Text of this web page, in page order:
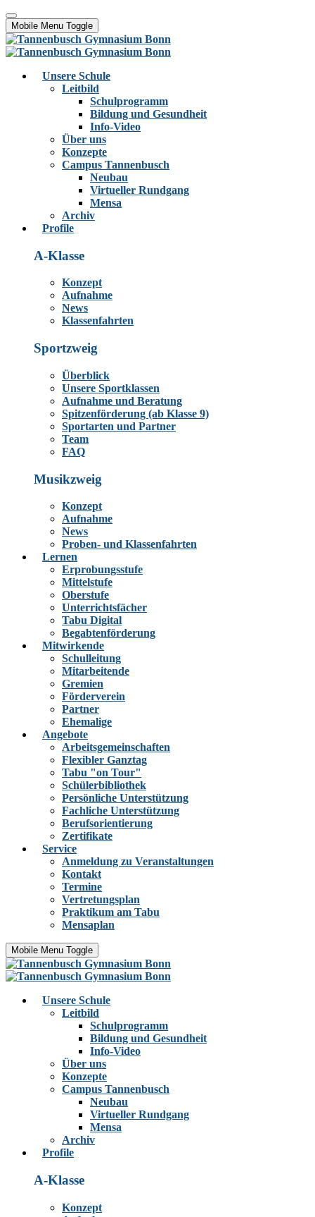
Mobile Menu Toggle
Unsere Schule
Leitbild
Schulprogramm
Bildung und Gesundheit
Info-Video
Über uns
Konzepte
Campus Tannenbusch
Neubau
Virtueller Rundgang
Mensa
Archiv
Profile
A-Klasse
Konzept
Aufnahme
News
Klassenfahrten
Sportzweig
Überblick
Unsere Sportklassen
Aufnahme und Beratung
Spitzenförderung (ab Klasse 9)
Sportarten und Partner
Team
FAQ
Musikzweig
Konzept
Aufnahme
News
Proben- und Klassenfahrten
Lernen
Erprobungsstufe
Mittelstufe
Oberstufe
Unterrichtsfächer
Tabu Digital
Begabtenförderung
Mitwirkende
Schulleitung
Mitarbeitende
Gremien
Förderverein
Partner
Ehemalige
Angebote
Arbeitsgemeinschaften
Flexibler Ganztag
Tabu "on Tour"
Schülerbibliothek
Persönliche Unterstützung
Fachliche Unterstützung
Berufsorientierung
Zertifikate
Service
Anmeldung zu Veranstaltungen
Kontakt
Termine
Vertretungsplan
Praktikum am Tabu
Mensaplan
Mobile Menu Toggle
Unsere Schule
Leitbild
Schulprogramm
Bildung und Gesundheit
Info-Video
Über uns
Konzepte
Campus Tannenbusch
Neubau
Virtueller Rundgang
Mensa
Archiv
Profile
A-Klasse
Konzept